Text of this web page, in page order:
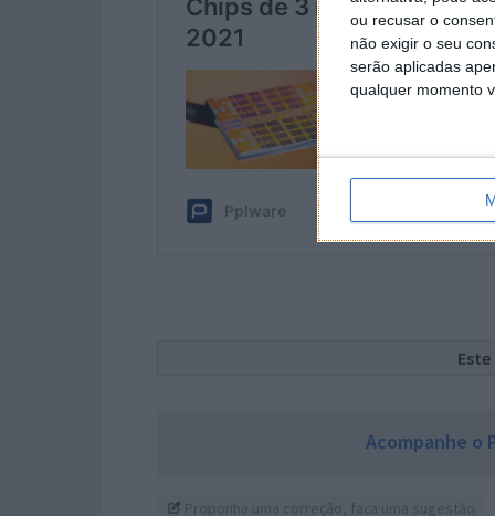
ou recusar o
não exigir o seu
serão aplicadas
qualquer momento
Acompanhe o